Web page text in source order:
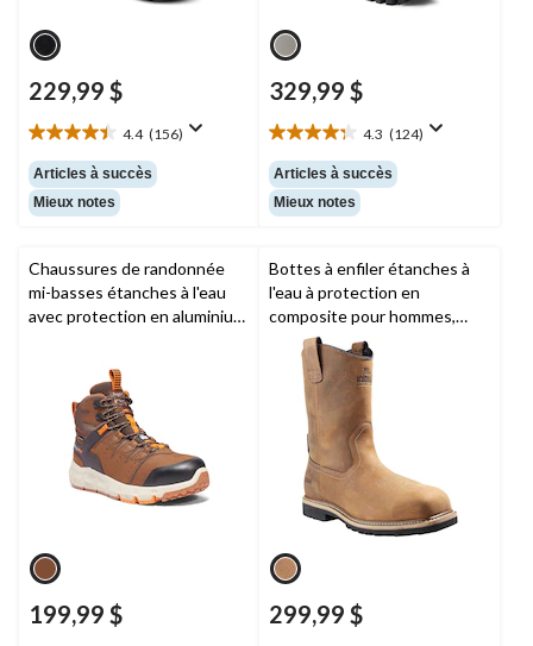
229,99 $
4.4 (156)
4.4
étoile(s)
sur
5.
Articles à succès
Mieux notes
329,99 $
4.3 (124)
4.3
étoile(s)
sur
5.
Articles à succès
Mieux notes
Chaussures de randonnée
mi-basses étanches à l'eau
avec protection en aluminium
199,99 $
Bottes à enfiler étanches à
l'eau à protection en
composite pour hommes,
Lundbreck,Kodiak
299,99 $